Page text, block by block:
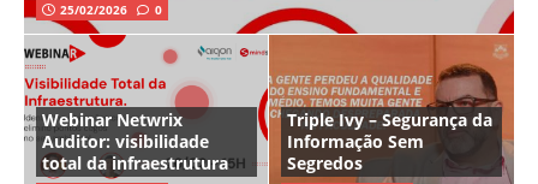
25/02/2026 0
Webinar Netwrix
Auditor: visibilidade
total da infraestrutura
Triple Ivy – Segurança da
Informação Sem
Segredos